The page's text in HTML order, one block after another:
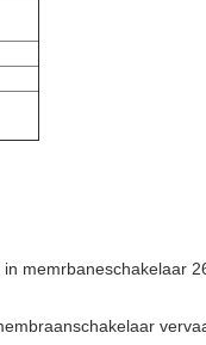
memrbaneschakelaar